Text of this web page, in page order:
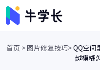
首页 >图片修复技巧>QQ空间
越模糊